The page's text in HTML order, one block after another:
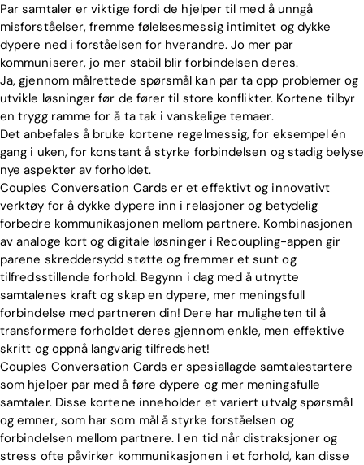
Par samtaler er viktige fordi de hjelper til med å unngå
misforståelser, fremme følelsesmessig intimitet og dykke
dypere ned i forståelsen for hverandre. Jo mer par
kommuniserer, jo mer stabil blir forbindelsen deres.
Ja, gjennom målrettede spørsmål kan par ta opp problemer og
utvikle løsninger før de fører til store konflikter. Kortene tilbyr
en trygg ramme for å ta tak i vanskelige temaer.
Det anbefales å bruke kortene regelmessig, for eksempel én
gang i uken, for konstant å styrke forbindelsen og stadig belyse
nye aspekter av forholdet.
Couples Conversation Cards er et effektivt og innovativt
verktøy for å dykke dypere inn i relasjoner og betydelig
forbedre kommunikasjonen mellom partnere. Kombinasjonen
av analoge kort og digitale løsninger i Recoupling-appen gir
parene skreddersydd støtte og fremmer et sunt og
tilfredsstillende forhold. Begynn i dag med å utnytte
samtalenes kraft og skap en dypere, mer meningsfull
forbindelse med partneren din! Dere har muligheten til å
transformere forholdet deres gjennom enkle, men effektive
skritt og oppnå langvarig tilfredshet!
Couples Conversation Cards er spesiallagde samtalestartere
som hjelper par med å føre dypere og mer meningsfulle
samtaler. Disse kortene inneholder et variert utvalg spørsmål
og emner, som har som mål å styrke forståelsen og
forbindelsen mellom partnere. I en tid når distraksjoner og
stress ofte påvirker kommunikasjonen i et forhold, kan disse